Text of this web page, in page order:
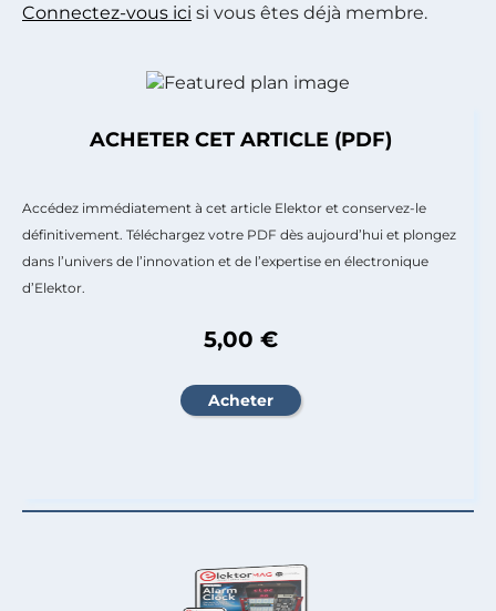
Connectez-vous ici si vous êtes déjà membre.
ACHETER CET ARTICLE (PDF)
Accédez immédiatement à cet article Elektor et conservez-le
définitivement. Téléchargez votre PDF dès aujourd’hui et plongez
dans l’univers de l’innovation et de l’expertise en électronique
d’Elektor.
5,00 €